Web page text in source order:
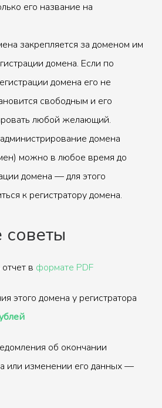
его название на
закрепляется за доменом им
домена. Если по
домена его не
свободным и его
любой желающий.
домена
можно в любое время до
домена — для этого
к регистратору домена.
в формате PDF
этого домена у регистратора
об окончании
или изменении его данных —